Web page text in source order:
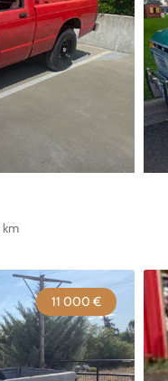
km
11 000 €